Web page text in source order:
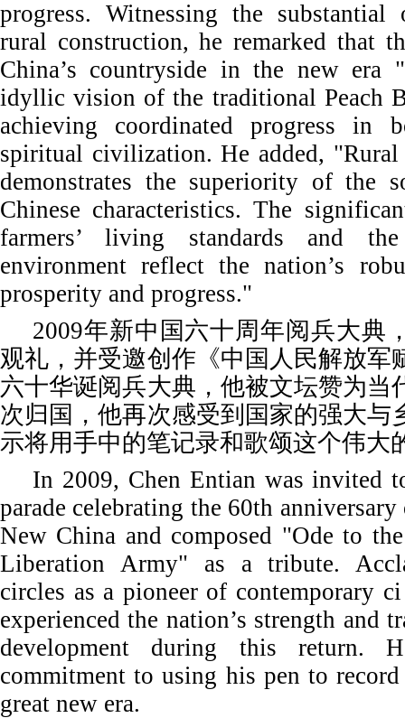
progress. Witnessing the substantial
rural construction, he remarked that
China’s countryside in the new era
idyllic vision of the traditional Peach
achieving coordinated progress in
spiritual civilization. He added, "Rural
demonstrates the superiority of the
Chinese characteristics. The
farmers’ living standards and
environment reflect the nation’s
prosperity and progress."
2009年新中国六十周年阅兵大典
观礼，并受邀创作《中国人民解放军
六十华诞阅兵大典，他被文坛赞为当
次归国，他再次感受到国家的强大与
示将用手中的笔记录和歌颂这个伟大
In 2009, Chen Entian was invited
parade celebrating the 60th
New China and composed "Ode to the
Liberation Army" as a tribute.
circles as a pioneer of contemporary
experienced the nation’s strength and
development during this return.
commitment to using his pen to
great new era.